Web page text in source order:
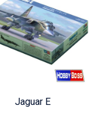
Jaguar E